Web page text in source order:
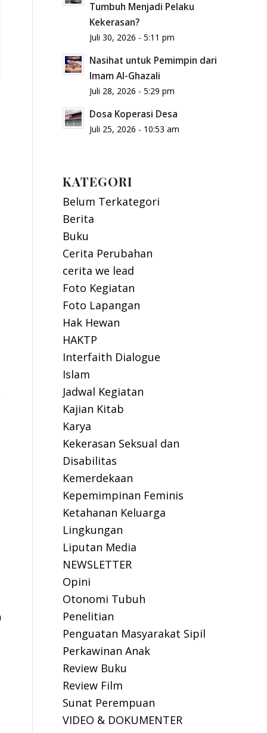
Tumbuh Menjadi Pelaku
Kekerasan?
Juli 30, 2026 - 5:11 pm
Nasihat untuk Pemimpin dari
Imam Al-Ghazali
Juli 28, 2026 - 5:29 pm
Dosa Koperasi Desa
Juli 25, 2026 - 10:53 am
KATEGORI
Belum Terkategori
Berita
Buku
Cerita Perubahan
cerita we lead
Foto Kegiatan
Foto Lapangan
Hak Hewan
HAKTP
Interfaith Dialogue
Islam
Jadwal Kegiatan
Kajian Kitab
Karya
Kekerasan Seksual dan
Disabilitas
Kemerdekaan
Kepemimpinan Feminis
Ketahanan Keluarga
Lingkungan
Liputan Media
NEWSLETTER
Opini
Otonomi Tubuh
Penelitian
Penguatan Masyarakat Sipil
Perkawinan Anak
Review Buku
Review Film
Sunat Perempuan
VIDEO & DOKUMENTER